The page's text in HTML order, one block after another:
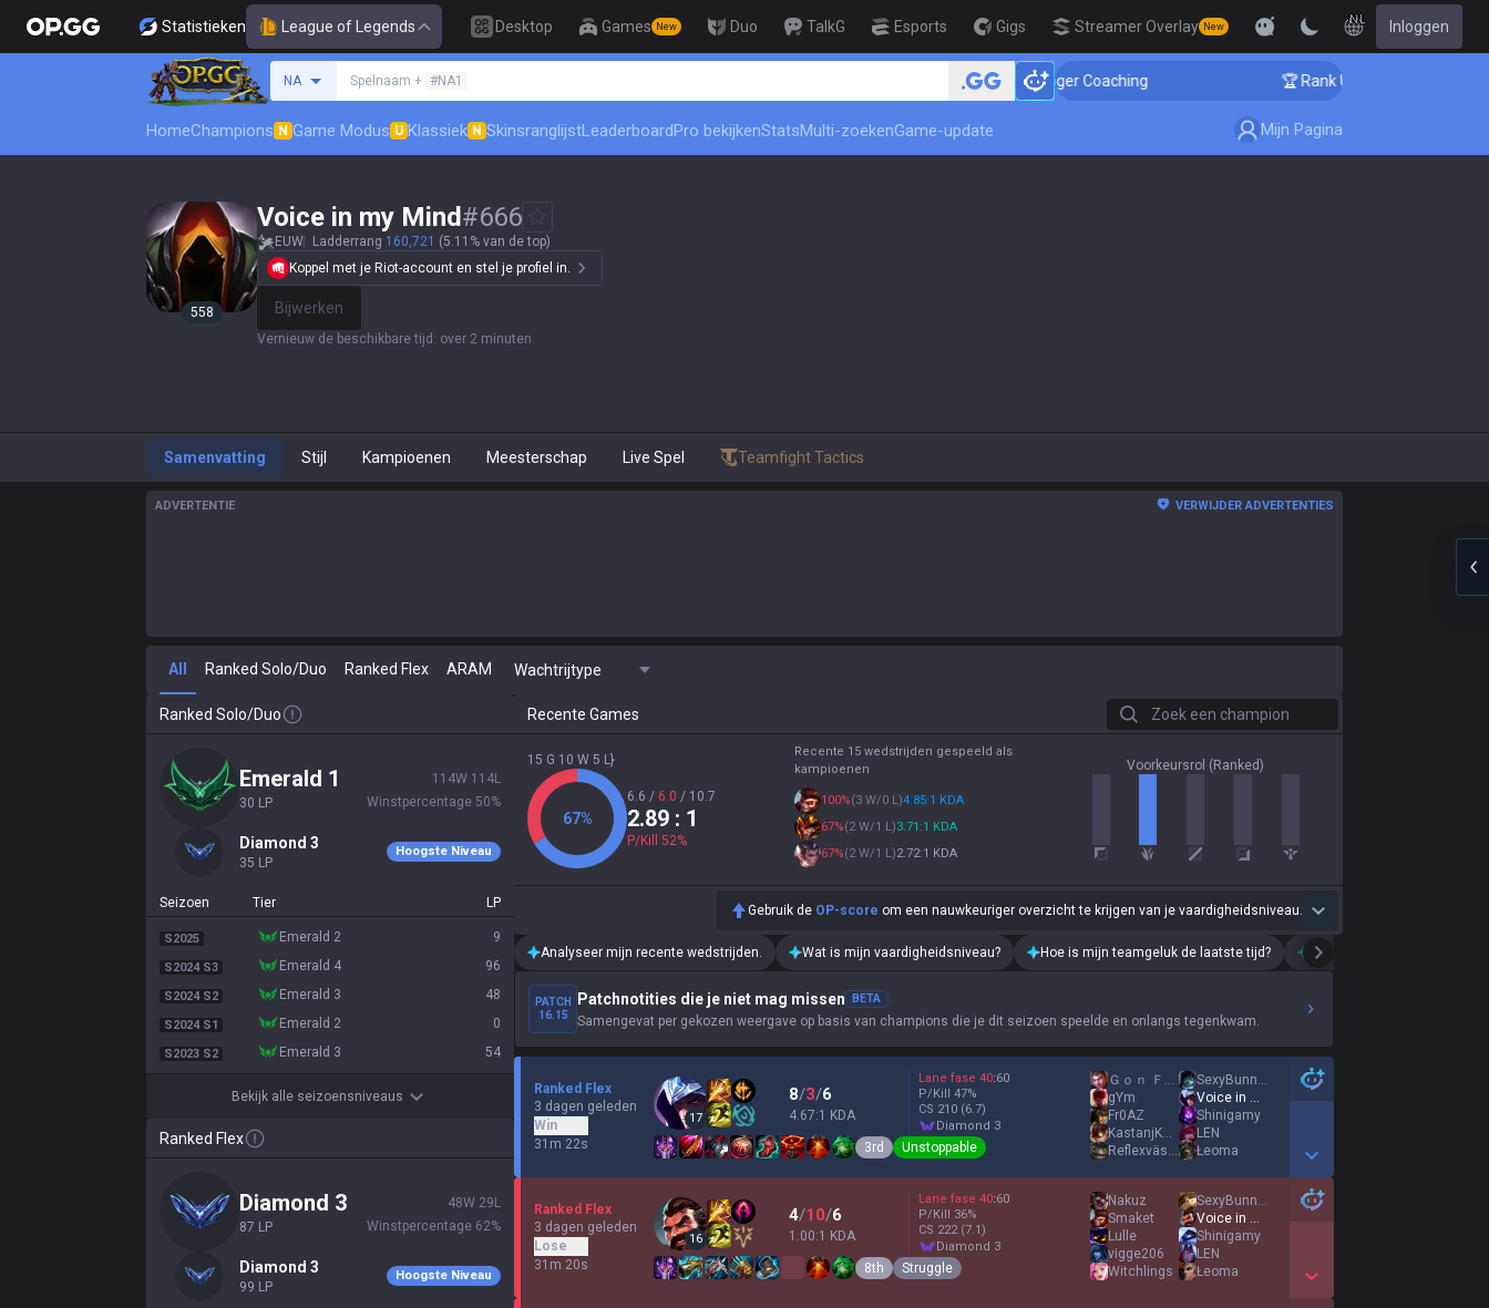
Statistieken League of Legends Desktop Games New Duo TalkG Esports Gigs Streamer Overlay New
NL Inloggen
NA
Zoek een summoner
Spelnaam + #NA1 🏆 Rank Up in 3 Days! Challenger Coaching 🏆 Rank Up in 3 Days! Challenger
HomeChampions N Game Modus U Klassiek N SkinsranglijstLeaderboardPro bekijkenStatsMulti-zoekenGame-update Mijn Pagina
558
Voice in my Mind#666
EUW Ladderrang 160,721 (5.11% van de top)
Koppel met je Riot-account en stel je profiel in.
Bijwerken
Vernieuw de beschikbare tijd : over 2 minuten
Samenvatting Stijl Kampioenen Meesterschap Live Spel Teamfight Tactics
ADVERTENTIE VERWIJDER ADVERTENTIES
All Ranked Solo/Duo Ranked Flex ARAM Wachtrijtype
Ranked Solo/Duo
emerald 1
30 LP
114W 114L
Winstpercentage 50%
diamond 3
35 LP
Hoogste Niveau
Seizoen Tier LP
S2025 emerald 2 9
S2024 S3 emerald 4 96
S2024 S2 emerald 3 48
S2024 S1 emerald 2 0
S2023 S2 emerald 3 54
Bekijk alle seizoensniveaus
Ranked Flex
diamond 3
87 LP
48W 29 L
Winstpercentage 62%
diamond 3
99 LP
Hoogste Niveau
Recente Games Zoek een champion
15 G 10 W 5 L}
67%
6.6 / 6.0 / 10.7
2.89 : 1
P/Kill 52%
Recente 15 wedstrijden gespeeld als
kampioenen
100%(3 W/0 L)4.85:1 KDA
67%(2 W/1 L)3.71:1 KDA
67%(2 W/1 L)2.72:1 KDA
Voorkeursrol (Ranked)
Gebruik de OP-score om een nauwkeuriger overzicht te krijgen van je vaardigheidsniveau.
Analyseer mijn recente wedstrijden. Wat is mijn vaardigheidsniveau? Hoe is mijn teamgeluk de laatste tijd? Analyseer mijn recente
PATCH
16.15
Patchnotities die je niet mag missen BETA
Samengevat per gekozen weergave op basis van champions die je dit seizoen speelde en onlangs tegenkwam.
Ranked Flex
3 dagen geleden
Win
31m 22s
17
8/3/6
4.67:1 KDA
Lane fase 40:60
P/Kill 47%
CS 210 (6.7)
diamond 3
3rd Unstoppable
Ｇｏｎ Ｆｒｅｅｃｓ
gYm
Fr0AZ
KastanjKastarn
Reflexvästen
SexyBunny51
Voice in my Mind
Shinigamy
LEN
Łeoma
Show More Detail Games
Ranked Flex
3 dagen geleden
Lose
31m 20s
16
4/10/6
1.00:1 KDA
Lane fase 40:60
P/Kill 36%
CS 222 (7.1)
diamond 3
8th Struggle
Nakuz
Smaket
Lulle
vigge206
Witchlings
SexyBunny51
Voice in my Mind
Shinigamy
LEN
Łeoma
Show More Detail Games